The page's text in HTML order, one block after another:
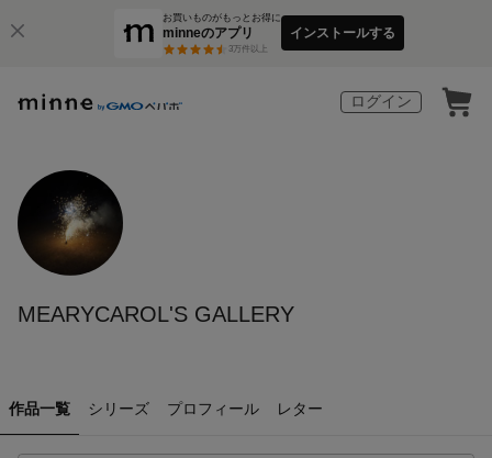
お買いものがもっとお得に
minneのアプリ
3万件以上
インストールする
ログイン
MEARYCAROL'S GALLERY
作品一覧 シリーズ プロフィール レター